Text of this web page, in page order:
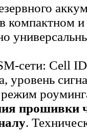
компактном
сети: Cell
уровень
режим
прошивки
.